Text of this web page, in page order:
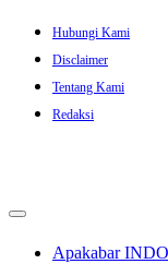
Skip
content
Hubungi Kami
Disclaimer
Tentang Kami
Redaksi
Apakabar